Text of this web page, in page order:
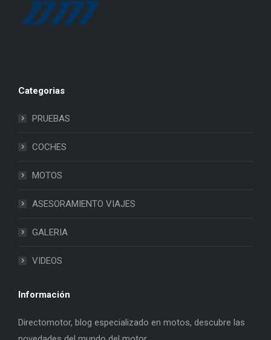
Categorias
PRUEBAS
COCHES
MOTOS
ASESORAMIENTO VIAJES
GALERIA
VIDEOS
Información
Directomotor, blog especializado en motos, descubre las